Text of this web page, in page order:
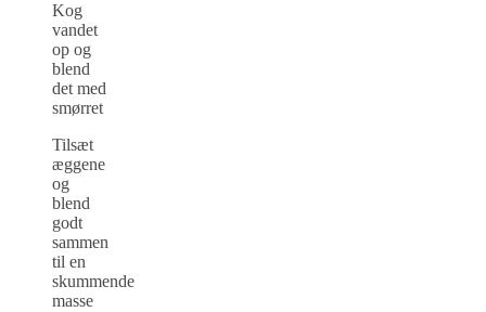
Kog
vandet
op og
blend
det med
smørret
Tilsæt
æggene
og
blend
godt
sammen
til en
skummende
masse